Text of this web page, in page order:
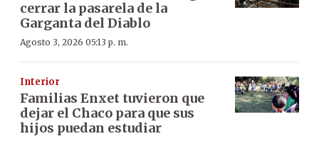
cerrar la pasarela de la
Garganta del Diablo
Agosto 3, 2026 05:13 p. m.
Interior
Familias Enxet tuvieron que
dejar el Chaco para que sus
hijos puedan estudiar